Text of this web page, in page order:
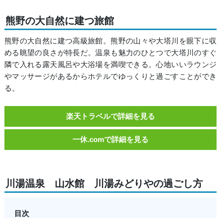
熊野の大自然に建つ旅館
熊野の大自然に建つ高級旅館。熊野の山々や大塔川を眼下に収
める眺望の良さが特長だ。温泉も魅力のひとつで大塔川のすぐ
隣で入れる露天風呂や大浴場を満喫できる。心地いいラウンジ
やマッサージがあるからホテルでゆっくりと過ごすことができ
る。
楽天トラベルで詳細を見る
一休.comで詳細を見る
川湯温泉 山水館 川湯みどりやの過ごし方
目次